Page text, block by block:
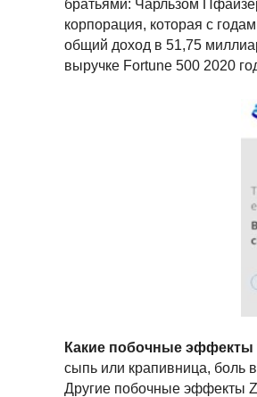
братьями: Чарльзом
корпорация, которая с
общий доход в 51,75
выручке Fortune 500 2020
Какие побочные эффекты
сыпь или крапивница, боль в
Другие побочные эффекты